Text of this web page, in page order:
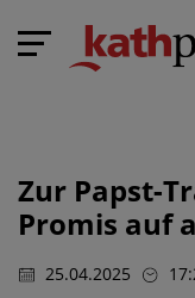
Zur Papst-
Promis auf
25.04.2025